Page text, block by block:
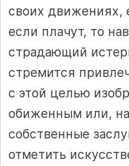
своих движениях,
если плачут, то
страдающий
стремится
с этой целью
обиженным или,
собственные
отметить